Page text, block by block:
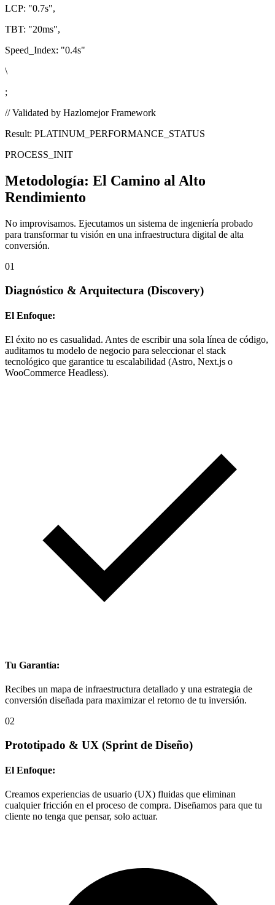
LCP: "0.7s",
TBT: "20ms",
Speed_Index: "0.4s"
\
;
// Validated by Hazlomejor Framework
Result: PLATINUM_PERFORMANCE_STATUS
PROCESS_INIT
Metodología: El Camino al Alto
Rendimiento
No improvisamos. Ejecutamos un sistema de ingeniería probado
para transformar tu visión en una infraestructura digital de alta
conversión.
01
Diagnóstico & Arquitectura (Discovery)
El Enfoque:
El éxito no es casualidad. Antes de escribir una sola línea de código,
auditamos tu modelo de negocio para seleccionar el stack
tecnológico que garantice tu escalabilidad (Astro, Next.js o
WooCommerce Headless).
Tu Garantía:
Recibes un mapa de infraestructura detallado y una estrategia de
conversión diseñada para maximizar el retorno de tu inversión.
02
Prototipado & UX (Sprint de Diseño)
El Enfoque:
Creamos experiencias de usuario (UX) fluidas que eliminan
cualquier fricción en el proceso de compra. Diseñamos para que tu
cliente no tenga que pensar, solo actuar.